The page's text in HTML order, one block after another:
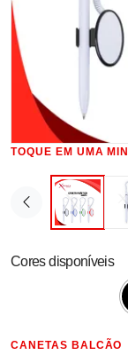
TOQUE EM UMA
Cores disponíveis
CANETAS BALCÃO